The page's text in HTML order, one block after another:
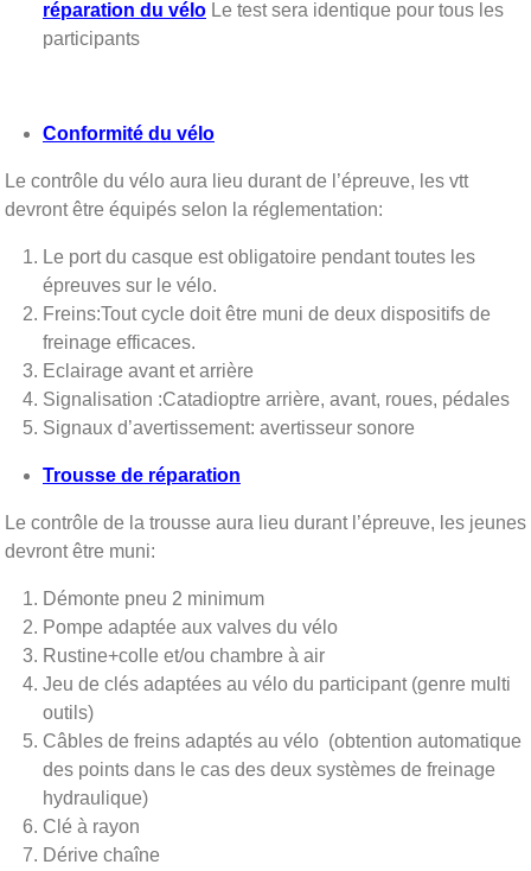
réparation du vélo Le test sera identique pour tous les
participants
Conformité du vélo
Le contrôle du vélo aura lieu durant de l’épreuve, les vtt
devront être équipés selon la réglementation:
Le port du casque est obligatoire pendant toutes les
épreuves sur le vélo.
Freins:Tout cycle doit être muni de deux dispositifs de
freinage efficaces.
Eclairage avant et arrière
Signalisation :Catadioptre arrière, avant, roues, pédales
Signaux d’avertissement: avertisseur sonore
Trousse de réparation
Le contrôle de la trousse aura lieu durant l’épreuve, les jeunes
devront être muni:
Démonte pneu 2 minimum
Pompe adaptée aux valves du vélo
Rustine+colle et/ou chambre à air
Jeu de clés adaptées au vélo du participant (genre multi
outils)
Câbles de freins adaptés au vélo (obtention automatique
des points dans le cas des deux systèmes de freinage
hydraulique)
Clé à rayon
Dérive chaîne